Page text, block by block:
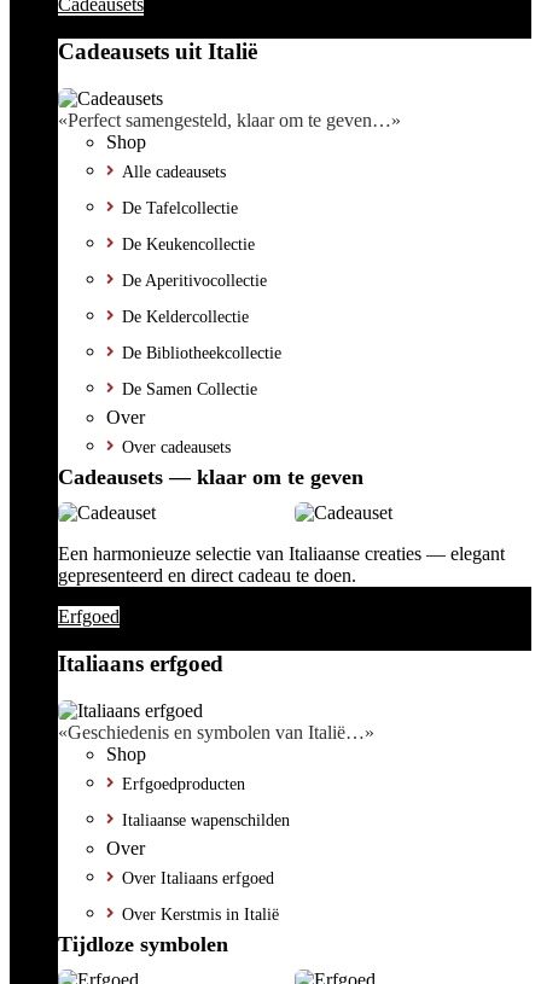
Cadeausets
Cadeausets uit Italië
«Perfect samengesteld, klaar om te geven…»
Shop
Alle cadeausets
De Tafelcollectie
De Keukencollectie
De Aperitivocollectie
De Keldercollectie
De Bibliotheekcollectie
De Samen Collectie
Over
Over cadeausets
Cadeausets — klaar om te geven
Een harmonieuze selectie van Italiaanse creaties — elegant
gepresenteerd en direct cadeau te doen.
Erfgoed
Italiaans erfgoed
«Geschiedenis en symbolen van Italië…»
Shop
Erfgoedproducten
Italiaanse wapenschilden
Over
Over Italiaans erfgoed
Over Kerstmis in Italië
Tijdloze symbolen